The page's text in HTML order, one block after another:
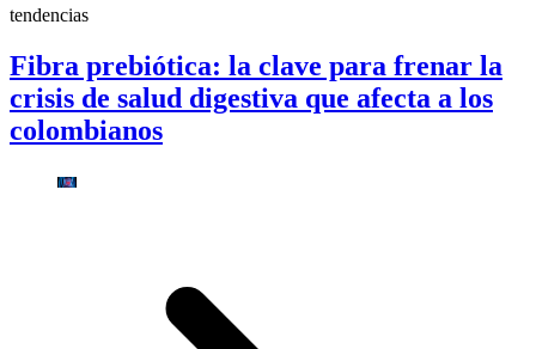
tendencias
Fibra prebiótica: la clave para frenar la
crisis de salud digestiva que afecta a los
colombianos